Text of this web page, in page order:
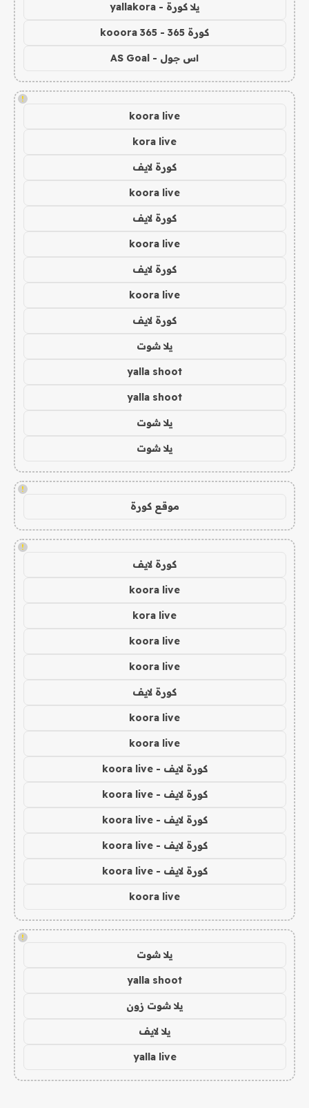
يلا كورة - yallakora
كورة 365 - kooora 365
اس جول - AS Goal
!
koora live
kora live
كورة لايف
koora live
كورة لايف
koora live
كورة لايف
koora live
كورة لايف
يلا شوت
yalla shoot
yalla shoot
يلا شوت
يلا شوت
!
موقع كورة
!
كورة لايف
koora live
kora live
koora live
koora live
كورة لايف
koora live
koora live
كورة لايف - koora live
كورة لايف - koora live
كورة لايف - koora live
كورة لايف - koora live
كورة لايف - koora live
koora live
!
يلا شوت
yalla shoot
يلا شوت زون
يلا لايف
yalla live